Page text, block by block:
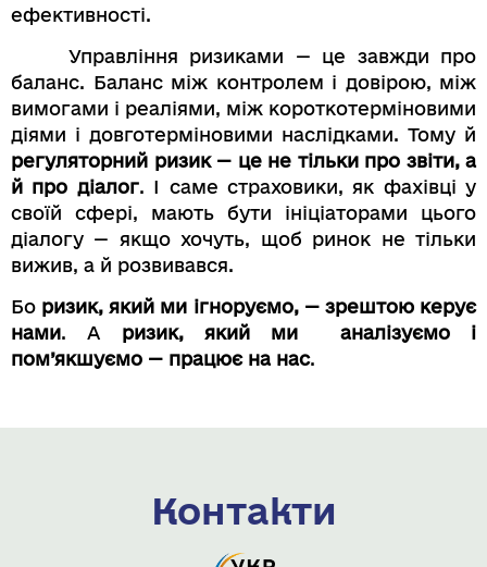
ефективності.
Управління ризиками — це завжди про
баланс. Баланс між контролем і довірою, між
вимогами і реаліями, між короткотерміновими
діями і довготерміновими наслідками. Тому й
регуляторний ризик — це не тільки про звіти, а
й про діалог. І саме страховики, як фахівці у
своїй сфері, мають бути ініціаторами цього
діалогу — якщо хочуть, щоб ринок не тільки
вижив, а й розвивався.
Бо ризик, який ми ігноруємо, — зрештою керує
нами. А ризик, який ми аналізуємо і
пом’якшуємо — працює на нас.
Контакти